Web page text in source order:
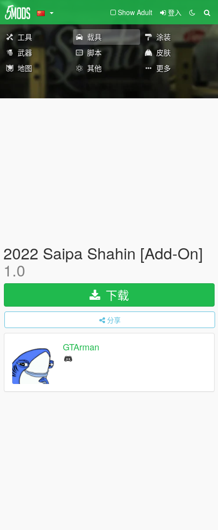
Show Adult 登入
工具 载具
涂装
武器
脚本
皮肤
地图
其他 更多
2022 Saipa Shahin [Add-On]
1.0
下载
分享
GTArman